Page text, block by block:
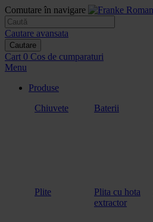
Comutare în navigare
Cautare avansata
Cautare
Cart 0 Cos de cumparaturi
Menu
Produse
Chiuvete
Baterii
Plite
Plita cu hota
extractor